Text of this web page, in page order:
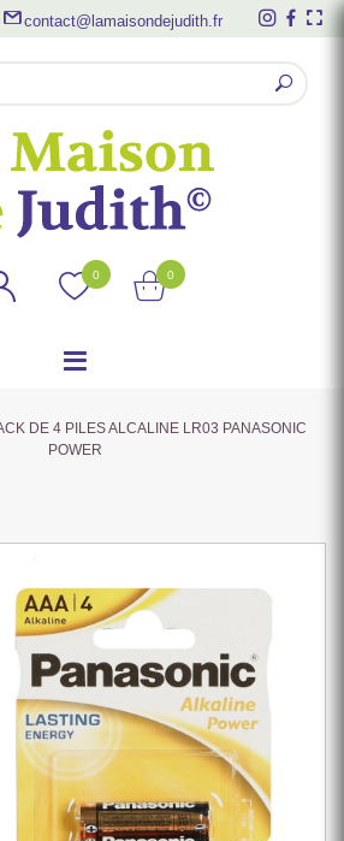
contact@lamaisondejudith.fr
0 0
DE 4 PILES ALCALINE LR03 PANASONIC
POWER